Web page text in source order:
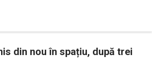
din nou în spațiu, după trei